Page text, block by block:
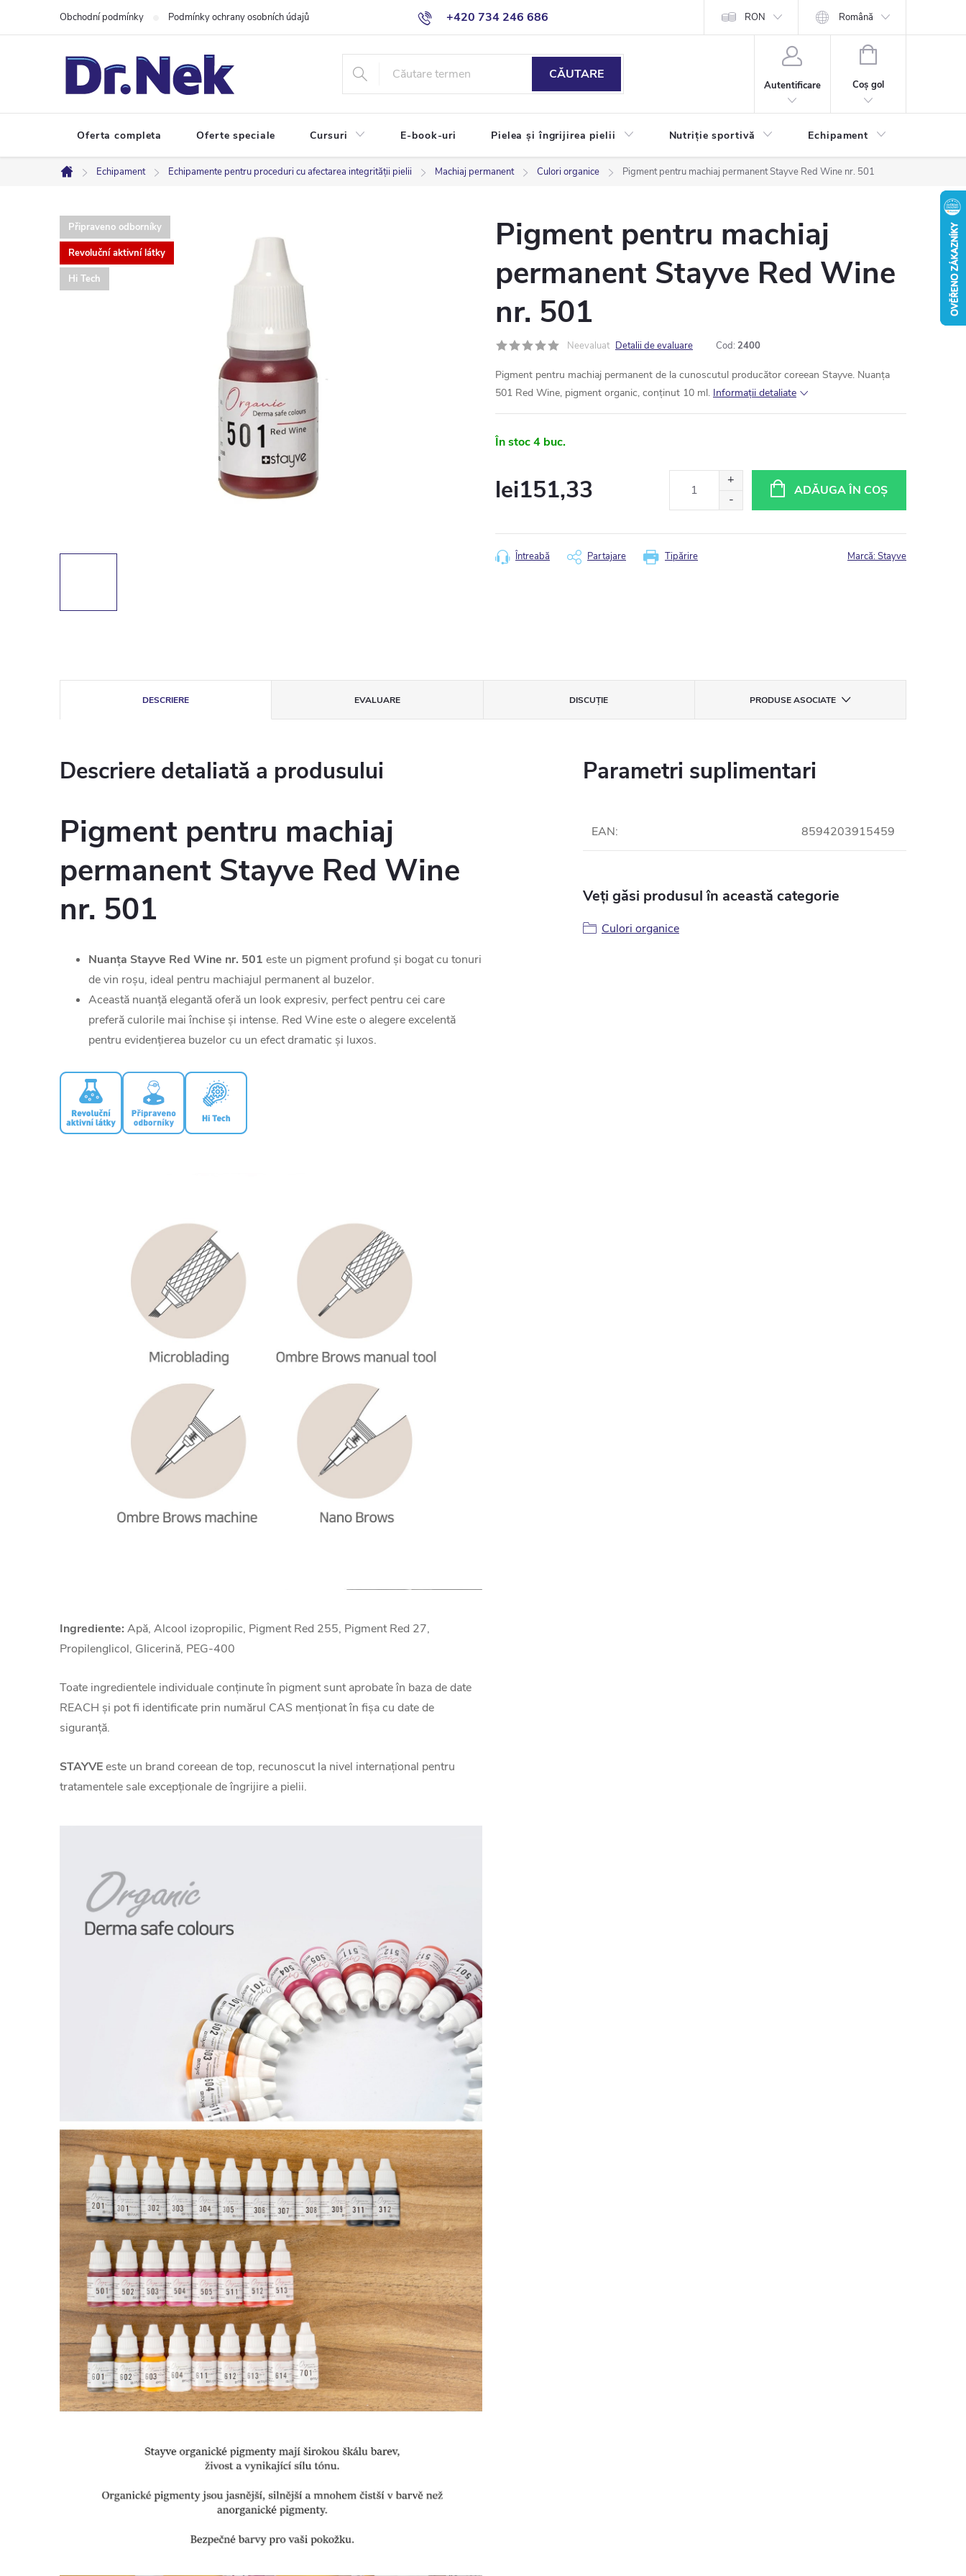
+420 734 246 686
Obchodní podmínky Podmínky ochrany osobních údajů RON Română
CĂUTARE
Autentificare
COŞ
CUMPĂRĂTURI
Coş gol
Oferta completa Oferte speciale Cursuri E-book-uri Pielea și îngrijirea pielii Nutriție sportivă Echipament
Acasă
Echipament Echipamente pentru proceduri cu afectarea integrității pielii Machiaj permanent Culori organice Pigment pentru machiaj permanent Stayve Red Wine nr. 501
Připraveno odborníky
Revoluční aktivní látky
Hi Tech
Pigment pentru machiaj
permanent Stayve Red Wine
nr. 501
Neevaluat Detalii de evaluare Cod: 2400
Pigment pentru machiaj permanent de la cunoscutul producător coreean Stayve. Nuanța
501 Red Wine, pigment organic, conținut 10 ml. Informaţii detaliate
În stoc4 buc.
lei151,33 ADĂUGA ÎN COŞ
Tipărire
Întreabă Partajare Marcă:Stayve
DESCRIERE EVALUARE DISCUŢIE PRODUSE ASOCIATE
Descriere detaliată a produsului
Pigment pentru machiaj
permanent Stayve Red Wine
nr. 501
Nuanța Stayve Red Wine nr. 501 este un pigment profund și bogat cu tonuri
de vin roșu, ideal pentru machiajul permanent al buzelor.
Această nuanță elegantă oferă un look expresiv, perfect pentru cei care
preferă culorile mai închise și intense. Red Wine este o alegere excelentă
pentru evidențierea buzelor cu un efect dramatic și luxos.
Ingrediente: Apă, Alcool izopropilic, Pigment Red 255, Pigment Red 27,
Propilenglicol, Glicerină, PEG-400
Toate ingredientele individuale conținute în pigment sunt aprobate în baza de date
REACH și pot fi identificate prin numărul CAS menționat în fișa cu date de
siguranță.
STAYVEeste un brand coreean de top, recunoscut la nivel internațional pentru
tratamentele sale excepționale de îngrijire a pielii.
Parametri suplimentari
EAN: 8594203915459
Veți găsi produsul în această categorie
Culori organice